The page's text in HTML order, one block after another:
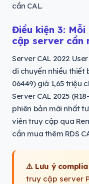
cần CAL.
Điều kiện 3:
cập server cần
Server CAL 2022
di chuyển nhiều thiết
06449) giá 1,65 triệu
Server CAL 2025
phiên bản mới nhất
viên truy cập qua
cần mua thêm RDS
⚠️ Lưu ý
truy cập server